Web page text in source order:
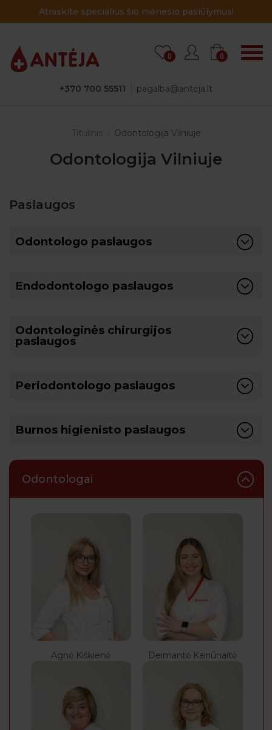
Atraskite specialius šio mėnesio pasiūlymus!
+370 700 55511 pagalba@anteja.lt
0 0
Titulinis Odontologija Vilniuje
Odontologija Vilniuje
Paslaugos
Odontologo paslaugos
Endodontologo paslaugos
Odontologinės chirurgijos
paslaugos
Periodontologo paslaugos
Burnos higienisto paslaugos
Odontologai
Agnė Kiškienė Deimantė Kairiūnaitė